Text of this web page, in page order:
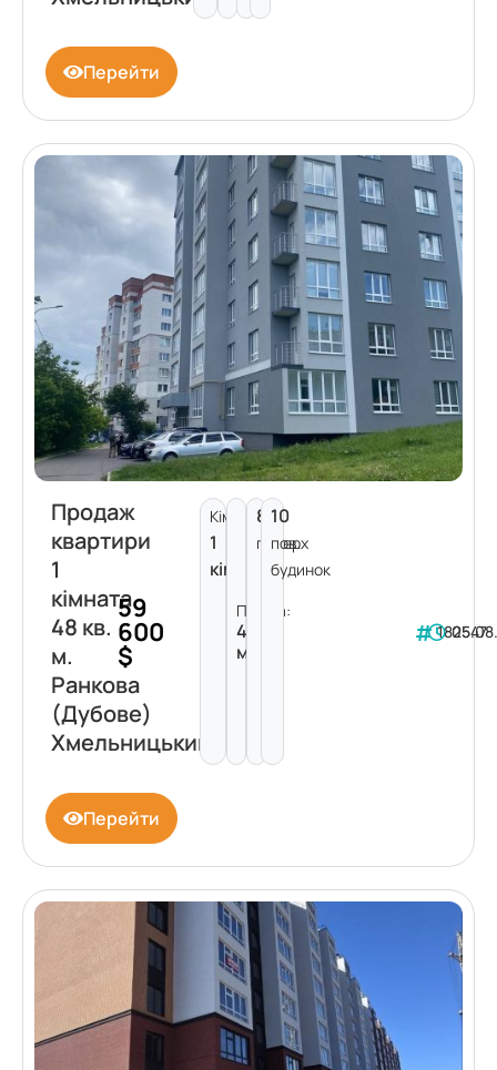
Перейти
Продаж
квартири
1
кімната
48 кв.
м.
Ранкова
(Дубове)
Хмельницький
59
600
$
Кімнат:
1
кімната
Площа:
48
м²
8
поверх
10
пов.
будинок
182547
Перейти